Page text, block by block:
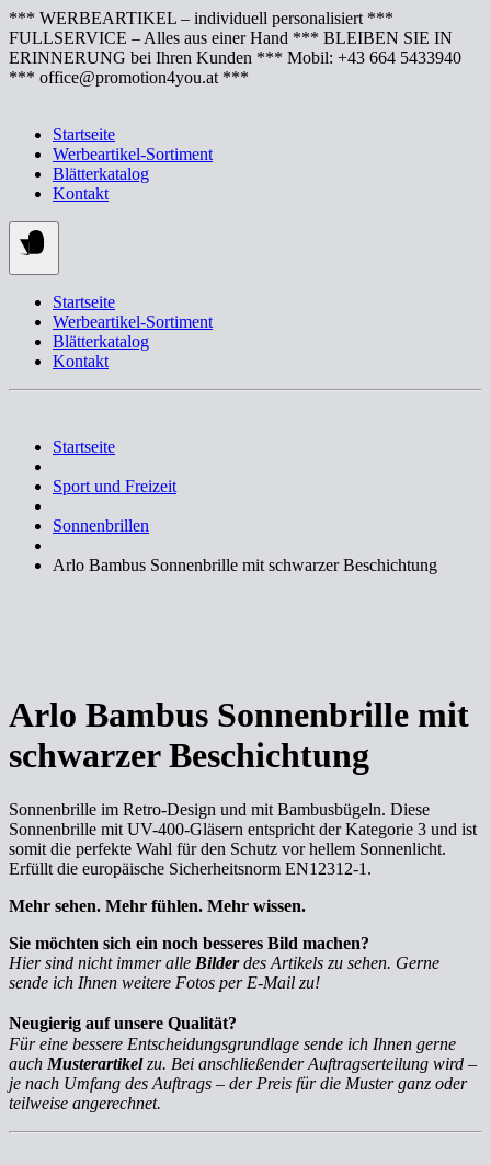
Springe
zum
Inhalt
*** WERBEARTIKEL – individuell personalisiert ***
FULLSERVICE – Alles aus einer Hand *** BLEIBEN SIE IN
ERINNERUNG bei Ihren Kunden *** Mobil: +43 664 5433940
*** office@promotion4you.at ***
Startseite
Werbeartikel-Sortiment
Blätterkatalog
Kontakt
Startseite
Werbeartikel-Sortiment
Blätterkatalog
Kontakt
Startseite
Sport und Freizeit
Sonnenbrillen
Arlo Bambus Sonnenbrille mit schwarzer Beschichtung
Arlo Bambus Sonnenbrille mit
schwarzer Beschichtung
Sonnenbrille im Retro-Design und mit Bambusbügeln. Diese
Sonnenbrille mit UV-400-Gläsern entspricht der Kategorie 3 und ist
somit die perfekte Wahl für den Schutz vor hellem Sonnenlicht.
Erfüllt die europäische Sicherheitsnorm EN12312-1.
Mehr sehen. Mehr fühlen. Mehr wissen.
Sie möchten sich ein noch besseres Bild machen?
Hier sind nicht immer alle Bilderdes Artikels zu sehen. Gerne
sende ich Ihnen weitere Fotos per E-Mail zu!
Neugierig auf unsere Qualität?
Für eine bessere Entscheidungsgrundlage sende ich Ihnen gerne
auch Musterartikelzu. Bei anschließender Auftragserteilung wird –
je nach Umfang des Auftrags – der Preis für die Muster ganz oder
teilweise angerechnet.